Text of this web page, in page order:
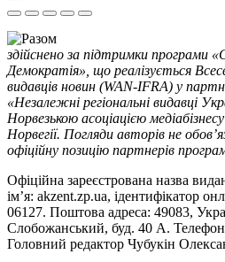
здійснено за підтримки програми
Демократія», що реалізується
видавців новин (WAN-IFRA) у
«Незалежні регіональні видавці
Норвезькою асоціацією
Норвегії. Погляди авторів не
офіційну позицію партнерів
Офіційна зареєстрована назва
ім’я: akzent.zp.ua, ідентифікатор
06127. Поштова адреса: 49083,
Слобожанський, буд. 40 А.
Головний редактор Чубукін